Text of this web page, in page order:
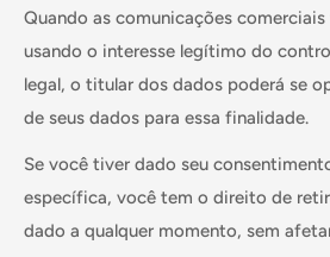
Quando as comunicações
usando o interesse legítimo do
legal, o titular dos dados poderá se
de seus dados para essa finalidade.
Se você tiver dado seu
específica, você tem o direito de
dado a qualquer momento, sem